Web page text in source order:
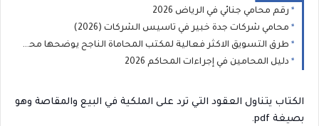
رقم محامي جنائي في الرياض 2026
محامي شركات جدة خبير في تاسيس الشركات (2026)
طرق التسويق الاكثر فعالية لمكتب المحاماة الناجح يوضحها محامي متخصص 2026
دليل المحامين في إجراءات المحاكم 2026
الكتاب يتناول العقود التي ترد على الملكية في البيع والمقاصة وهو
بصيغة pdf.